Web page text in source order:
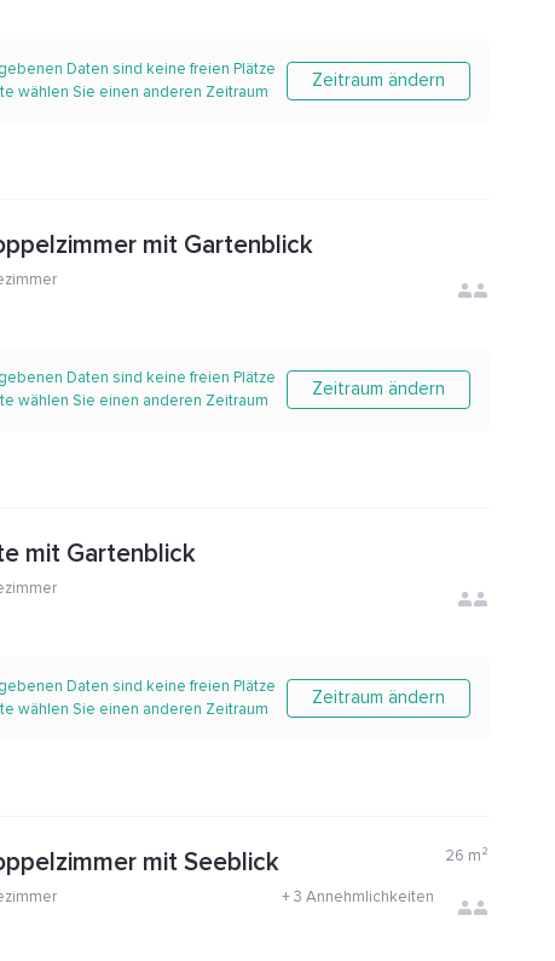
Daten sind keine freien Plätze
wählen Sie einen anderen Zeitraum
Zeitraum ändern
mit Gartenblick
Daten sind keine freien Plätze
wählen Sie einen anderen Zeitraum
Zeitraum ändern
mit Gartenblick
Daten sind keine freien Plätze
wählen Sie einen anderen Zeitraum
Zeitraum ändern
mit Seeblick 26 m²
+3 Annehmlichkeiten